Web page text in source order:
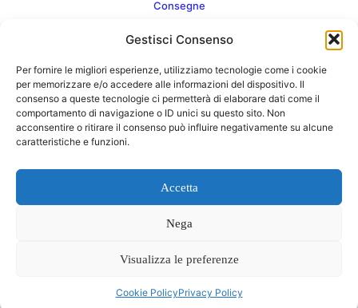
Gestisci Consenso
Per fornire le migliori esperienze, utilizziamo tecnologie come i cookie
per memorizzare e/o accedere alle informazioni del dispositivo. Il
consenso a queste tecnologie ci permetterà di elaborare dati come il
comportamento di navigazione o ID unici su questo sito. Non
acconsentire o ritirare il consenso può influire negativamente su alcune
caratteristiche e funzioni.
Accetta
Nega
Visualizza le preferenze
Cookie PolicyPrivacy Policy
Consegne
Come consegnamo
FAQ